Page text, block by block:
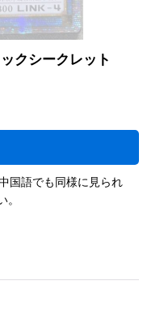
クシークレット
国語でも同様に見られ